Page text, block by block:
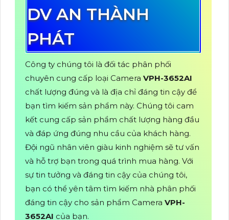
DV AN THÀNH
PHÁT
Công ty chúng tôi là đối tác phân phối
chuyên cung cấp loại Camera VPH-3652AI
chất lượng đúng và là địa chỉ đáng tin cậy để
bạn tìm kiếm sản phẩm này. Chúng tôi cam
kết cung cấp sản phẩm chất lượng hàng đầu
và đáp ứng đúng nhu cầu của khách hàng.
Đội ngũ nhân viên giàu kinh nghiệm sẽ tư vấn
và hỗ trợ bạn trong quá trình mua hàng. Với
sự tin tưởng và đáng tin cậy của chúng tôi,
bạn có thể yên tâm tìm kiếm nhà phân phối
đáng tin cậy cho sản phẩm Camera VPH-
3652AI của bạn.